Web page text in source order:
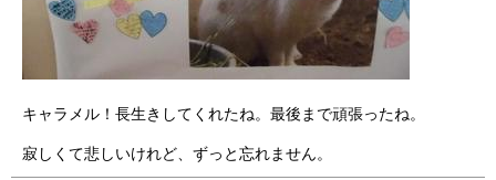
キャラメル！長生きしてくれたね。最後まで頑張ったね。
寂しくて悲しいけれど、ずっと忘れません。